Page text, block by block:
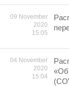
09 November
2020
15:05
04 November
2020
15:04
«Об